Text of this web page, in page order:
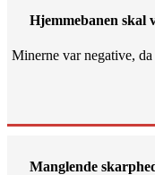
Hjemmebanen skal
Minerne var negative,
Manglende